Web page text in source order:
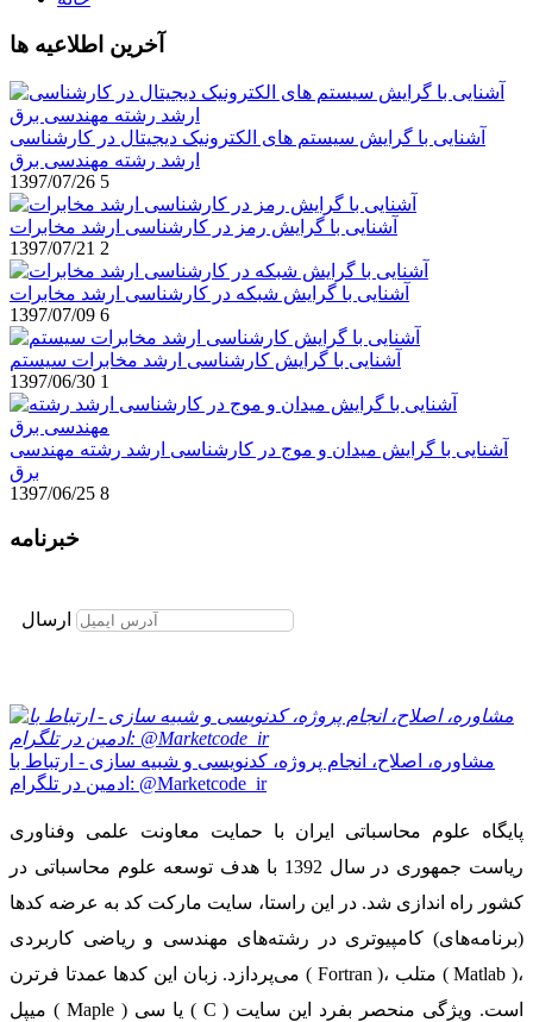
آخرین اطلاعیه ها
آشنایی با گرایش سیستم های الکترونیک دیجیتال در کارشناسی
ارشد رشته مهندسی برق
1397/07/26 5
آشنایی با گرایش رمز در کارشناسی ارشد مخابرات
1397/07/21 2
آشنایی با گرایش شبکه در کارشناسی ارشد مخابرات
1397/07/09 6
آشنایی با گرایش کارشناسی ارشد مخابرات سیستم
1397/06/30 1
آشنایی با گرایش میدان و موج در کارشناسی ارشد رشته مهندسی
برق
1397/06/25 8
خبرنامه
ارسال
مشاوره، اصلاح، انجام پروژه، کدنویسی و شبیه سازی - ارتباط با
ادمین در تلگرام: @Marketcode_ir
پایگاه علوم محاسباتی ایران با حمایت معاونت علمی وفناوری
ریاست جمهوری در سال 1392 با هدف توسعه علوم محاسباتی در
کشور راه اندازی شد. در این راستا، سایت مارکت کد به عرضه کدها
(برنامه‌های) کامپیوتری در رشته‌های مهندسی و ریاضی کاربردی
می‌پردازد. زبان این کدها عمدتا فرترن ( Fortran )، متلب ( Matlab )،
میپل ( Maple ) یا سی ( C ) است. ویژگی منحصر بفرد این سایت